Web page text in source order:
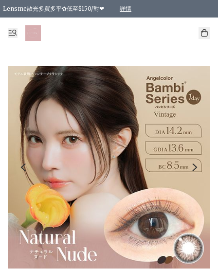
Lensme散光多買多平✿低至$150/對❤ 詳情
台灣Karacon⁩✧日拋 特價清貨❁⃘
日本韓國多款日/月拋現貨☼ 特價❤︎數量有限 售完即止
🇰🇷韓國多款月拋現貨 特價兩對$99✿數量有限 售完即止♫
精選商品，任選買2件或以上9 折；買4件或以上85 折；買6件或以上8 折
精選商品，任選買2件HKD 140.00；買4件HKD 260.00
精選商品，任選買2件HKD 190.00；買4件HKD 360.00
精選商品，任選買2件HKD 110.00；買4件HKD 180.00
精選商品，任選買2件HKD 170.00；買4件HKD 320.00
精選商品，任選買2件或以上減HKD 148.00
精選商品，任選買2件或以上減HKD 148.00
精選商品，任選買2件或以上95 折；買4件或以上9 折；買6件或以上85 折；買8件
精選商品，任選買12件或以上87 折
精選商品，任選買2件或以上減HKD 16.00；買4件或以上減HKD 32.00；買6
精選商品，任選買2件或以上95 折；買4件或以上9 折；買8件或以上85 折；買12
購物滿 HKD 800.00即享免運費優惠！（適用於 特定的送貨方式 )